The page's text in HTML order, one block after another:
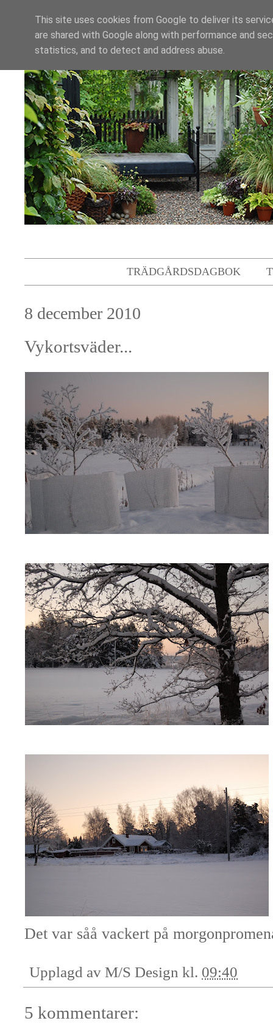
TRÄDGÅRDSDAGBOK
8 december 2010
Vykortsväder...
Det var såå vackert på
Upplagd av M/S Design kl. 09:40
5 kommentarer:
This site uses cookies from Google to deliver its
are shared with Google along with performance and
statistics, and to detect and address abuse.